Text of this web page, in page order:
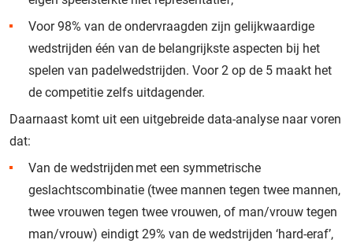
Voor 98% van de ondervraagden zijn gelijkwaardige
wedstrijden één van de belangrijkste aspecten bij het
spelen van padelwedstrijden. Voor 2 op de 5 maakt het
de competitie zelfs uitdagender.
Daarnaast komt uit een uitgebreide data-analyse naar voren
dat:
Van de wedstrijden met een symmetrische
geslachtscombinatie (twee mannen tegen twee mannen,
twee vrouwen tegen twee vrouwen, of man/vrouw tegen
man/vrouw) eindigt 29% van de wedstrijden ‘hard-eraf’,